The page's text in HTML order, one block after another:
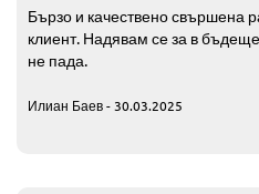
Бързо и качествено свършена
клиент. Надявам се за в бъдеще
не пада.
Илиан Баев - 30.03.2025